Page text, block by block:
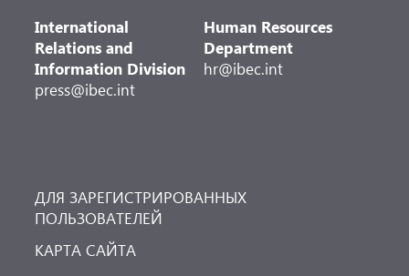
International
Relations and
Information Division
press@ibec.int
Human Resources
Department
hr@ibec.int
ДЛЯ ЗАРЕГИСТРИРОВАННЫХ
ПОЛЬЗОВАТЕЛЕЙ
КАРТА САЙТА